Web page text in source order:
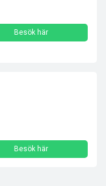
Besök här
Besök här